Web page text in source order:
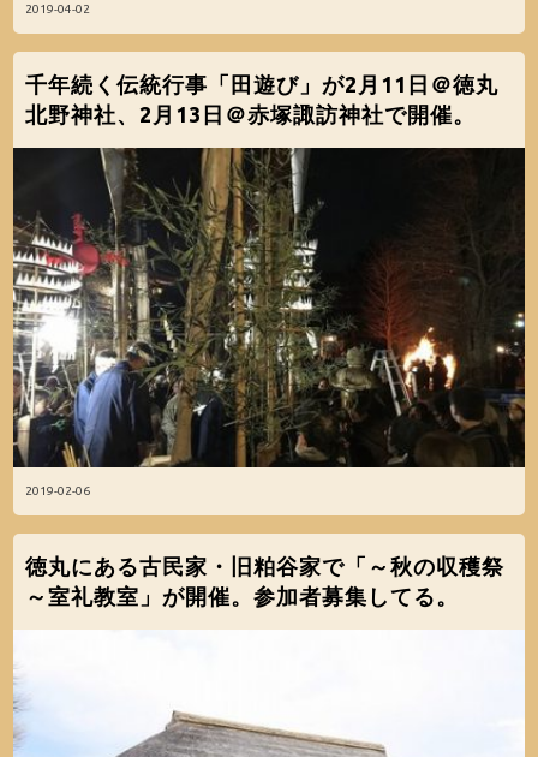
2019-04-02
2019-02-06
千年続く伝統行事「田遊び」が2月11日＠徳丸
北野神社、2月13日＠赤塚諏訪神社で開催。
徳丸にある古民家・旧粕谷家で「～秋の収穫祭
～室礼教室」が開催。参加者募集してる。